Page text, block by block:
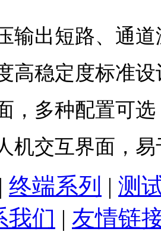
输出短路、通
高稳定度标准设
，多种配置可选
机交互界面，易
| 终端系列 | 测
我们 | 友情链